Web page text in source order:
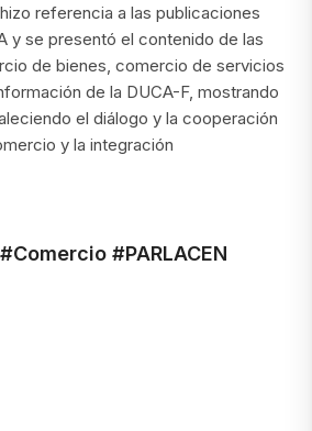
referencia a las publicaciones
y se presentó el contenido de las
de bienes, comercio de servicios
de la DUCA-F, mostrando
el diálogo y la cooperación
y la integración
#PARLACEN